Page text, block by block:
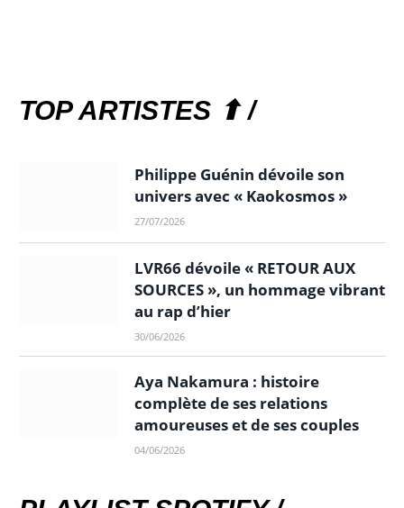
TOP ARTISTES ⬆ /
Philippe Guénin dévoile son
univers avec « Kaokosmos »
27/07/2026
LVR66 dévoile « RETOUR AUX
SOURCES », un hommage vibrant
au rap d’hier
30/06/2026
Aya Nakamura : histoire
complète de ses relations
amoureuses et de ses couples
04/06/2026